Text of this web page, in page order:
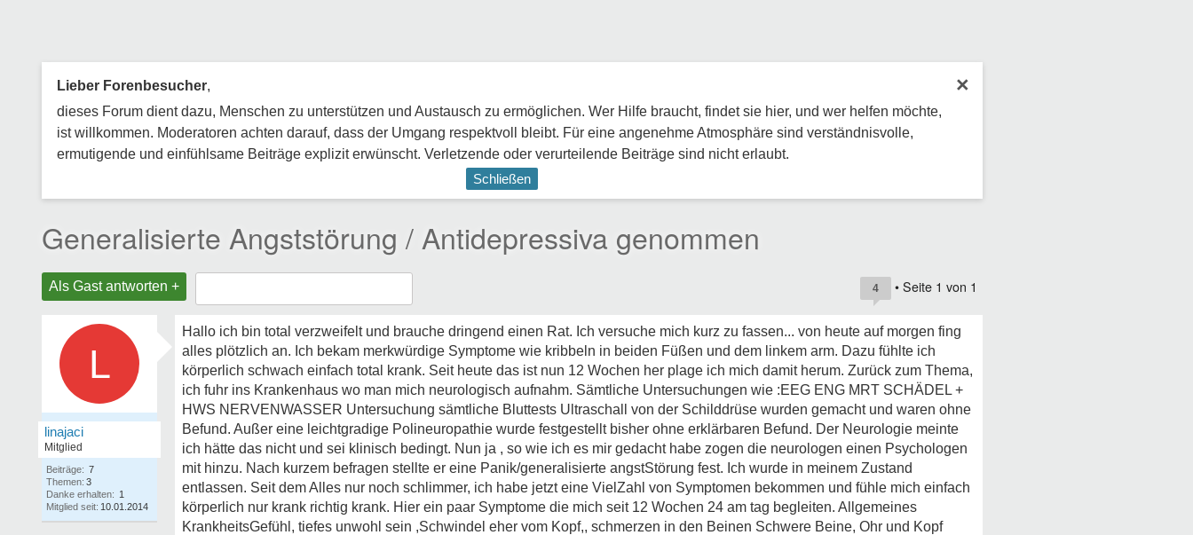
×
Lieber Forenbesucher,
dieses Forum dient dazu, Menschen zu unterstützen und Austausch zu ermöglichen. Wer Hilfe braucht, findet sie hier, und wer helfen möchte,
ist willkommen. Moderatoren achten darauf, dass der Umgang respektvoll bleibt. Für eine angenehme Atmosphäre sind verständnisvolle,
ermutigende und einfühlsame Beiträge explizit erwünscht. Verletzende oder verurteilende Beiträge sind nicht erlaubt.
Schließen
Generalisierte Angststörung / Antidepressiva genommen
Als Gast antworten + 4 • Seite 1 von 1
L
linajaci
Mitglied
Beiträge: 7
Themen: 3
Danke erhalten: 1
Mitglied seit: 10.01.2014
Hallo ich bin total verzweifelt und brauche dringend einen Rat. Ich versuche mich kurz zu fassen... von heute auf morgen fing
alles plötzlich an. Ich bekam merkwürdige Symptome wie kribbeln in beiden Füßen und dem linkem arm. Dazu fühlte ich
körperlich schwach einfach total krank. Seit heute das ist nun 12 Wochen her plage ich mich damit herum. Zurück zum Thema,
ich fuhr ins Krankenhaus wo man mich neurologisch aufnahm. Sämtliche Untersuchungen wie :EEG ENG MRT SCHÄDEL +
HWS NERVENWASSER Untersuchung sämtliche Bluttests Ultraschall von der Schilddrüse wurden gemacht und waren ohne
Befund. Außer eine leichtgradige Polineuropathie wurde festgestellt bisher ohne erklärbaren Befund. Der Neurologie meinte
ich hätte das nicht und sei klinisch bedingt. Nun ja , so wie ich es mir gedacht habe zogen die neurologen einen Psychologen
mit hinzu. Nach kurzem befragen stellte er eine Panik/generalisierte angstStörung fest. Ich wurde in meinem Zustand
entlassen. Seit dem Alles nur noch schlimmer, ich habe jetzt eine VielZahl von Symptomen bekommen und fühle mich einfach
körperlich nur krank richtig krank. Hier ein paar Symptome die mich seit 12 Wochen 24 am tag begleiten. Allgemeines
KrankheitsGefühl, tiefes unwohl sein ,Schwindel eher vom Kopf,, schmerzen in den Beinen Schwere Beine, Ohr und Kopf